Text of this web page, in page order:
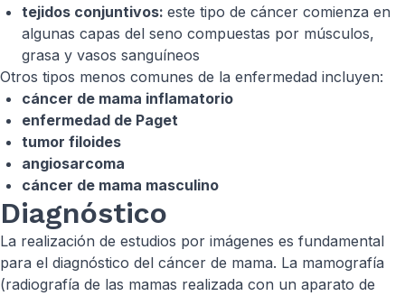
tejidos conjuntivos: este tipo de cáncer comienza en
algunas capas del seno compuestas por músculos,
grasa y vasos sanguíneos
Otros tipos menos comunes de la enfermedad incluyen:
cáncer de mama inflamatorio
enfermedad de Paget
tumor filoides
angiosarcoma
cáncer de mama masculino
Diagnóstico
La realización de estudios por imágenes es fundamental
para el diagnóstico del cáncer de mama. La mamografía
(radiografía de las mamas realizada con un aparato de